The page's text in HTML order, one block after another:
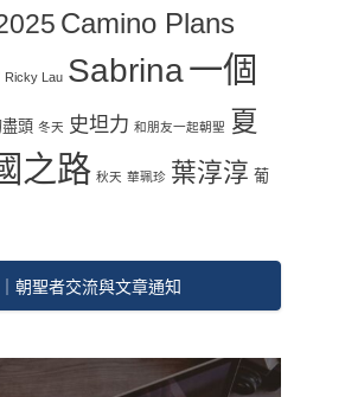
Camino Plans
Ricky Lau Sabrina一個
頭 冬天 史坦力 和朋友一起朝聖 夏
之路 秋天 華珮珍 葉淳淳 葡
朝聖者交流與文章通知